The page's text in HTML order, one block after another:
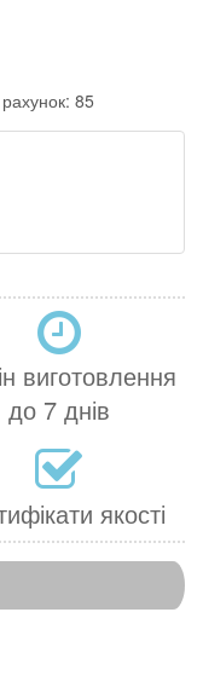
85
виготовлення
до 7 днів
якості